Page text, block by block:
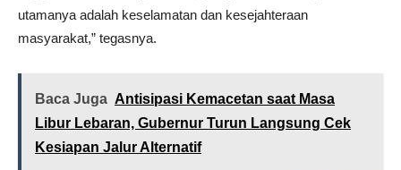
utamanya adalah keselamatan dan kesejahteraan
masyarakat,” tegasnya.
Baca Juga Antisipasi Kemacetan saat Masa
Libur Lebaran, Gubernur Turun Langsung Cek
Kesiapan Jalur Alternatif